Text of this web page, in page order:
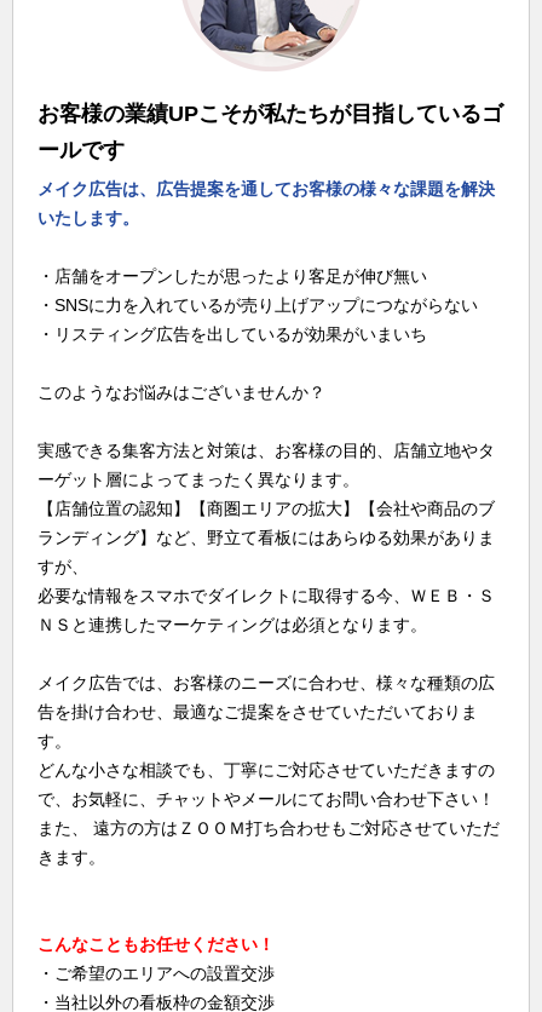
お客様の業績UPこそが私たちが目指しているゴ
ールです
メイク広告は、広告提案を通してお客様の様々な課題を解決
いたします。
・店舗をオープンしたが思ったより客足が伸び無い
・SNSに力を入れているが売り上げアップにつながらない
・リスティング広告を出しているが効果がいまいち
このようなお悩みはございませんか？
実感できる集客方法と対策は、お客様の目的、店舗立地やタ
ーゲット層によってまったく異なります。
【店舗位置の認知】【商圏エリアの拡大】【会社や商品のブ
ランディング】など、野立て看板にはあらゆる効果がありま
すが、
必要な情報をスマホでダイレクトに取得する今、ＷＥＢ・Ｓ
ＮＳと連携したマーケティングは必須となります。
メイク広告では、お客様のニーズに合わせ、様々な種類の広
告を掛け合わせ、最適なご提案をさせていただいておりま
す。
どんな小さな相談でも、丁寧にご対応させていただきますの
で、お気軽に、チャットやメールにてお問い合わせ下さい！
また、 遠方の方はＺＯＯＭ打ち合わせもご対応させていただ
きます。
こんなこともお任せください！
・ご希望のエリアへの設置交渉
・当社以外の看板枠の金額交渉